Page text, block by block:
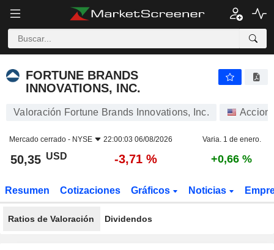
FORTUNE BRANDS
INNOVATIONS, INC.
Valoración Fortune Brands Innovations, Inc.
Mercado cerrado - NYSE 22:00:03 06/08/2026 Varia. 1 de enero.
50,35 USD -3,71 % +0,66 %
Resumen Cotizaciones Gráficos Noticias
Ratios de Valoración Dividendos